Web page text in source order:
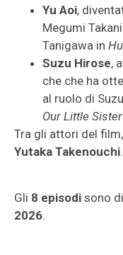
Yu Aoi,
Megumi
Tanigawa in
Suzu Hirose,
che che ha
al ruolo di
Our Little Sister
Tra gli attori del
Yutaka Takenouchi.
Gli 8 episodi sono
2026.